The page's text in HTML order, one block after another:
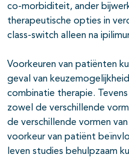
co-morbiditeit, ander
therapeutische opties in
class-switch alleen na
Voorkeuren van patiënten
geval van
combinatie therapie.
zowel de verschillende
de verschillende vormen
voorkeur van patiënt
leven studies behulpzaam